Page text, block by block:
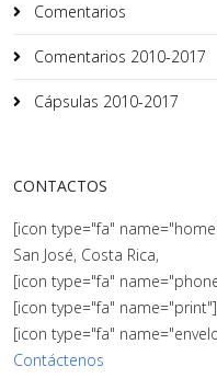
Comentarios
Comentarios 2010-2017
Cápsulas 2010-2017
CONTACTOS
[icon type="fa"
San José, Costa Rica,
[icon type="fa"
[icon type="fa"
[icon type="fa"
Contáctenos